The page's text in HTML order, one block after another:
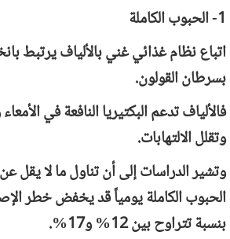
1- الحبوب الكاملة
اتباع نظام غذائي غني بالألياف يرتبط
بسرطان القولون.
فالألياف تدعم البكتيريا النافعة في
وتقلل الالتهابات.
الحبوب الكاملة يومياً قد يخفض خطر
بنسبة تتراوح بين 12% و17%.